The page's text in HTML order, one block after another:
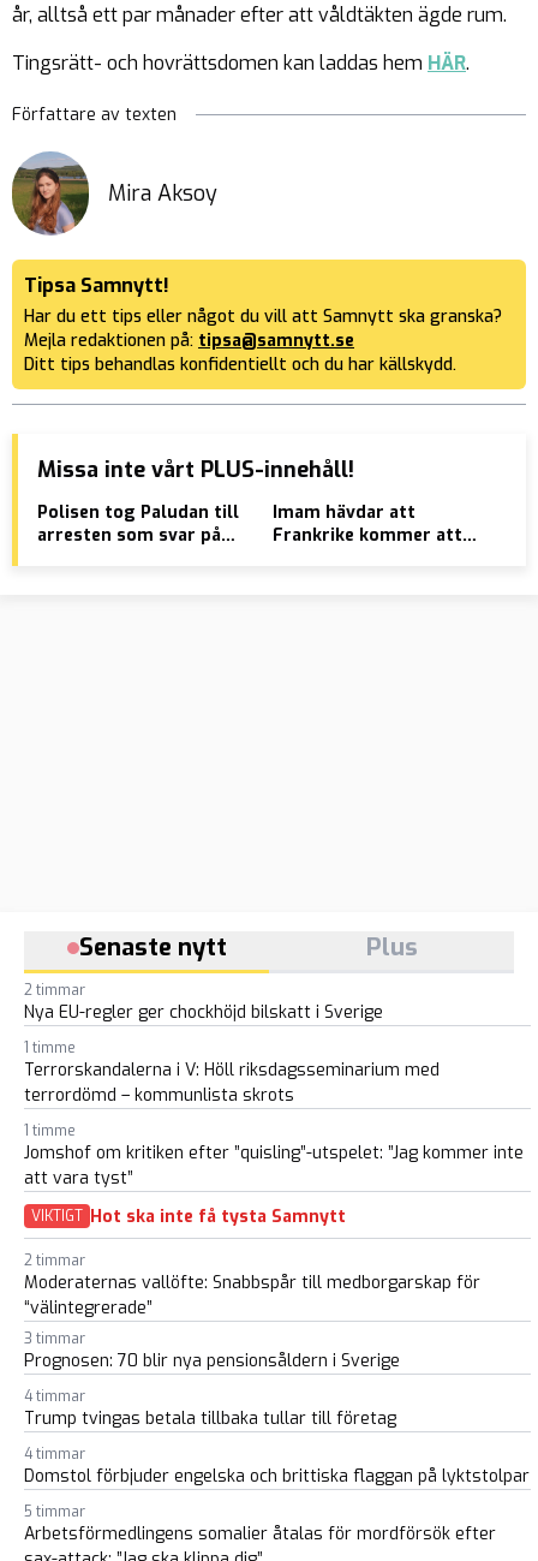
år, alltså ett par månader efter att våldtäkten ägde rum.
Tingsrätt- och hovrättsdomen kan laddas hem HÄR.
Författare av texten
Mira Aksoy
Tipsa Samnytt!
Har du ett tips eller något du vill att Samnytt ska granska?
Mejla redaktionen på: tipsa@samnytt.se
Ditt tips behandlas konfidentiellt och du har källskydd.
Missa inte vårt PLUS-innehåll!
Polisen tog Paludan till
arresten som svar på
Imam hävdar att
Frankrike kommer att
Senaste nytt Plus
2 timmar
Nya EU-regler ger chockhöjd bilskatt i Sverige
1 timme
Terrorskandalerna i V: Höll riksdagsseminarium med
terrordömd – kommunlista skrots
1 timme
Jomshof om kritiken efter ”quisling”-utspelet: ”Jag kommer inte
att vara tyst”
VIKTIGT Hot ska inte få tysta Samnytt
2 timmar
Moderaternas vallöfte: Snabbspår till medborgarskap för
“välintegrerade”
3 timmar
Prognosen: 70 blir nya pensionsåldern i Sverige
4 timmar
Trump tvingas betala tillbaka tullar till företag
4 timmar
Domstol förbjuder engelska och brittiska flaggan på lyktstolpar
5 timmar
Arbetsförmedlingens somalier åtalas för mordförsök efter